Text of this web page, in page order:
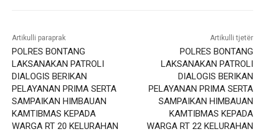
Artikulli paraprak
POLRES BONTANG
LAKSANAKAN PATROLI
DIALOGIS BERIKAN
PELAYANAN PRIMA SERTA
SAMPAIKAN HIMBAUAN
KAMTIBMAS KEPADA
WARGA RT 20 KELURAHAN
Artikulli tjetër
POLRES BONTANG
LAKSANAKAN PATROLI
DIALOGIS BERIKAN
PELAYANAN PRIMA SERTA
SAMPAIKAN HIMBAUAN
KAMTIBMAS KEPADA
WARGA RT 22 KELURAHAN